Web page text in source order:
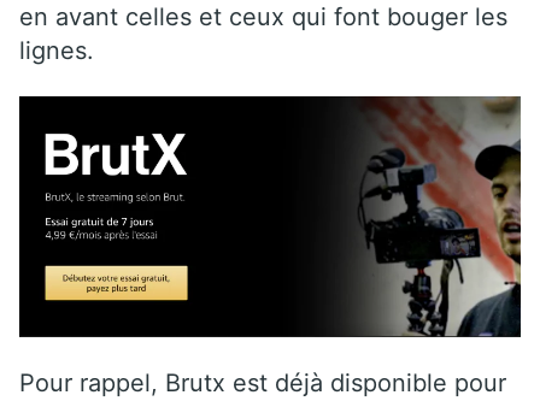
en avant celles et ceux qui font bouger les
lignes.
Pour rappel, Brutx est déjà disponible pour